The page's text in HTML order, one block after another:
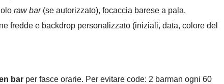
raw bar(se autorizzato), focaccia barese a pala.
fredde e backdrop personalizzato (iniziali, data, colore del
bar per fasce orarie. Per evitare code: 2 barman ogni 60